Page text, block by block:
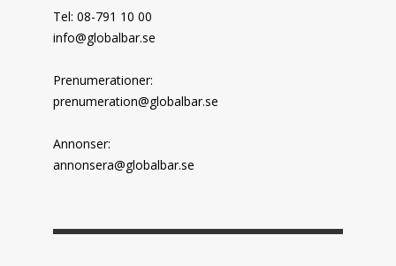
Tel: 08-791 10 00
info@globalbar.se
Prenumerationer:
prenumeration@globalbar.se
Annonser:
annonsera@globalbar.se